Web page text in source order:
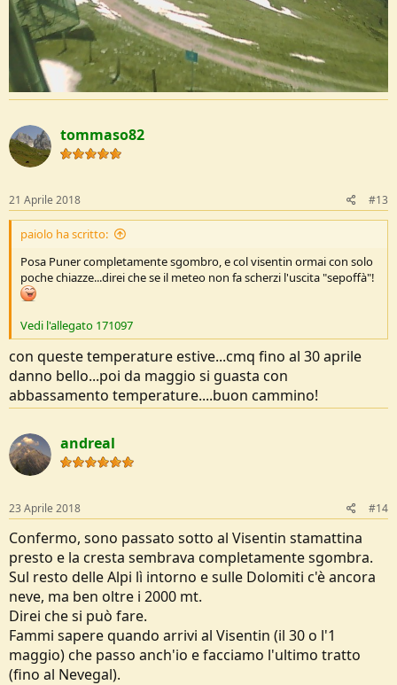
tommaso82
21 Aprile 2018 #13
paiolo ha scritto:
Posa Puner completamente sgombro, e col visentin ormai con solo
poche chiazze...direi che se il meteo non fa scherzi l'uscita "sepoffà"!
Vedi l'allegato 171097
con queste temperature estive...cmq fino al 30 aprile
danno bello...poi da maggio si guasta con
abbassamento temperature....buon cammino!
andreal
23 Aprile 2018 #14
Confermo, sono passato sotto al Visentin stamattina
presto e la cresta sembrava completamente sgombra.
Sul resto delle Alpi lì intorno e sulle Dolomiti c'è ancora
neve, ma ben oltre i 2000 mt.
Direi che si può fare.
Fammi sapere quando arrivi al Visentin (il 30 o l'1
maggio) che passo anch'io e facciamo l'ultimo tratto
(fino al Nevegal).